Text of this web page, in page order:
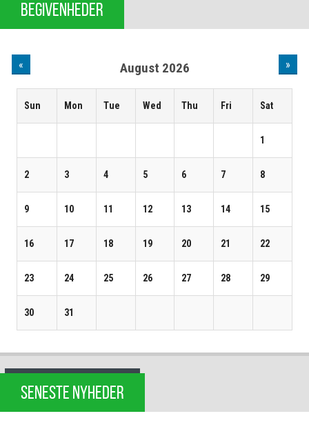
BEGIVENHEDER
« August 2026 »
Sun Mon Tue Wed Thu Fri Sat
1
2 3 4 5 6 7 8
9 10 11 12 13 14 15
16 17 18 19 20 21 22
23 24 25 26 27 28 29
30 31
SENESTE NYHEDER